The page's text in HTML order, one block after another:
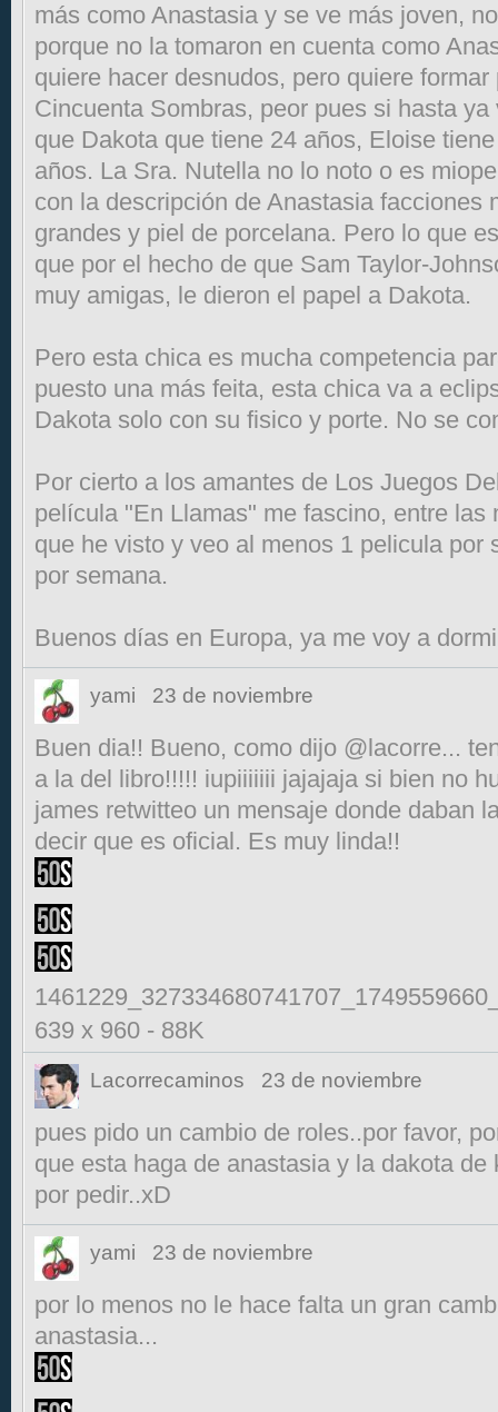
más como Anastasia y se ve más joven,
porque no la tomaron en cuenta como
quiere hacer desnudos, pero quiere
Cincuenta Sombras, peor pues si hasta
que Dakota que tiene 24 años, Eloise
años. La Sra. Nutella no lo noto o es
con la descripción de Anastasia facciones
grandes y piel de porcelana. Pero lo que
que por el hecho de que Sam Taylor-
muy amigas, le dieron el papel a Dakota.
Pero esta chica es mucha competencia
puesto una más feita, esta chica va a
Dakota solo con su fisico y porte. No se
Por cierto a los amantes de Los Juegos
película "En Llamas" me fascino, entre las
que he visto y veo al menos 1 pelicula por
por semana.
Buenos días en Europa, ya me voy a
yami 23 de noviembre
Buen dia!! Bueno, como dijo @lacorre...
a la del libro!!!!! iupiiiiiii jajajaja si bien no
james retwitteo un mensaje donde daban
decir que es oficial. Es muy linda!!
639 x 960 - 88K
Lacorrecaminos 23 de noviembre
pues pido un cambio de roles..por favor,
que esta haga de anastasia y la dakota
por pedir..xD
yami 23 de noviembre
por lo menos no le hace falta un gran
anastasia...